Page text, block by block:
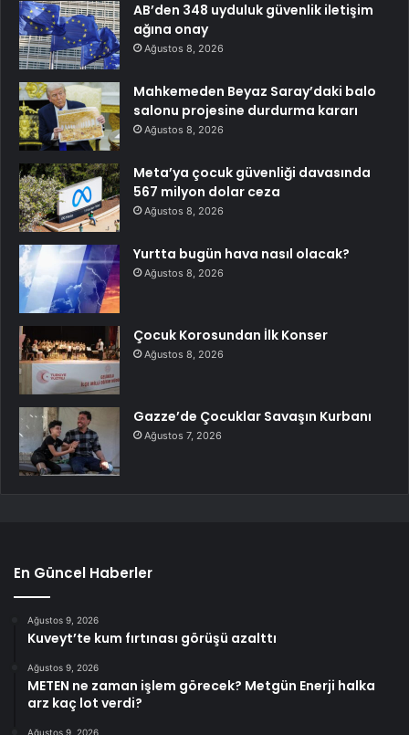
AB’den 348 uyduluk güvenlik iletişim
ağına onay
Ağustos 8, 2026
Mahkemeden Beyaz Saray’daki balo
salonu projesine durdurma kararı
Ağustos 8, 2026
Meta’ya çocuk güvenliği davasında
567 milyon dolar ceza
Ağustos 8, 2026
Yurtta bugün hava nasıl olacak?
Ağustos 8, 2026
Çocuk Korosundan İlk Konser
Ağustos 8, 2026
Gazze’de Çocuklar Savaşın Kurbanı
Ağustos 7, 2026
En Güncel Haberler
Ağustos 9, 2026
Kuveyt’te kum fırtınası görüşü azalttı
Ağustos 9, 2026
METEN ne zaman işlem görecek? Metgün Enerji halka
arz kaç lot verdi?
Ağustos 9, 2026